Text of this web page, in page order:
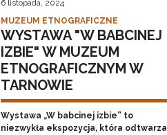
6 listopada, 2024
MUZEUM ETNOGRAFICZNE
WYSTAWA "W BABCINEJ
IZBIE" W MUZEUM
ETNOGRAFICZNYM W
TARNOWIE
Wystawa „W babcinej izbie” to
niezwykła ekspozycja, która odtwarza